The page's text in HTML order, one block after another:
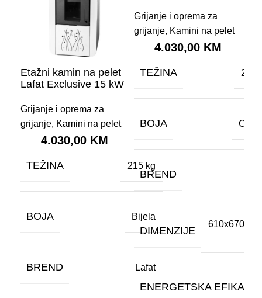
Etažni kamin na pelet
Lafat Exclusive 15 kW
Grijanje i oprema za
grijanje, Kamini na pelet
4.030,00 KM
TEŽINA 215 kg
BOJA Bijela
BREND Lafat
Grijanje i oprema za
grijanje, Kamini na pelet
4.030,00 KM
TEŽINA 215
BOJA
BREND
DIMENZIJE
ENERGETSKA